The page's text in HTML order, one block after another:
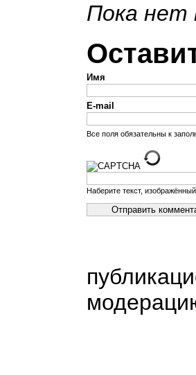
Пока нет
Имя
E-mail
Все поля обязательны к
Наберите текст,